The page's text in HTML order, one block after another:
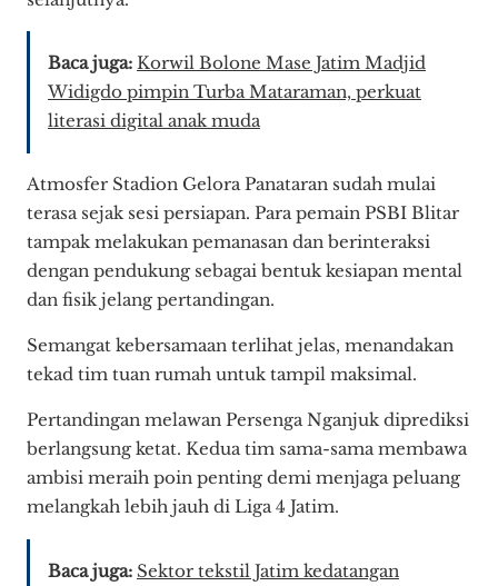
Baca juga: Korwil Bolone Mase Jatim Madjid
Widigdo pimpin Turba Mataraman, perkuat
literasi digital anak muda
Atmosfer Stadion Gelora Panataran sudah mulai
terasa sejak sesi persiapan. Para pemain PSBI Blitar
tampak melakukan pemanasan dan berinteraksi
dengan pendukung sebagai bentuk kesiapan mental
dan fisik jelang pertandingan.
Semangat kebersamaan terlihat jelas, menandakan
tekad tim tuan rumah untuk tampil maksimal.
Pertandingan melawan Persenga Nganjuk diprediksi
berlangsung ketat. Kedua tim sama-sama membawa
ambisi meraih poin penting demi menjaga peluang
melangkah lebih jauh di Liga 4 Jatim.
Baca juga: Sektor tekstil Jatim kedatangan